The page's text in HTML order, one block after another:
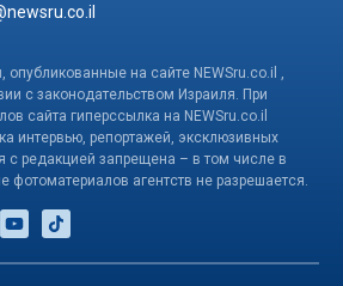
опубликованные на сайте NEWSru.co.il ,
с законодательством Израиля. При
сайта гиперссылка на NEWSru.co.il
интервью, репортажей, эксклюзивных
с редакцией запрещена – в том числе в
фотоматериалов агентств не разрешается.